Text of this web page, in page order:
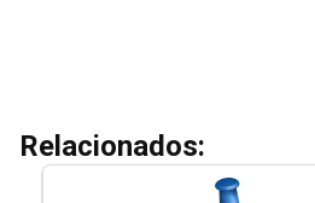
Relacionados: